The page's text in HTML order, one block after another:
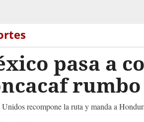
pasa a
Unidos recompone la ruta y manda a